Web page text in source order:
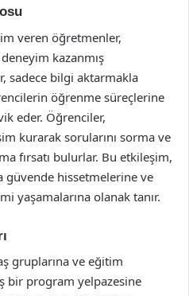
veren öğretmenler,
kazanmış
sadece bilgi aktarmakla
öğrenme süreçlerine
eder. Öğrenciler,
kurarak sorularını sorma ve
fırsatı bulurlar. Bu etkileşim,
hissetmelerine ve
yaşamalarına olanak tanır.
gruplarına ve eğitim
bir program yelpazesine